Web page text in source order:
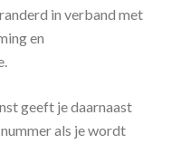
in verband met
en
geeft je daarnaast
als je wordt